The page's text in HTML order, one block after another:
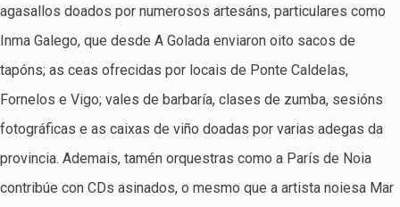
agasallos doados por numerosos artesáns, particulares como
Inma Galego, que desde A Golada enviaron oito sacos de
tapóns; as ceas ofrecidas por locais de Ponte Caldelas,
Fornelos e Vigo; vales de barbaría, clases de zumba, sesións
fotográficas e as caixas de viño doadas por varias adegas da
provincia. Ademais, tamén orquestras como a París de Noia
contribúe con CDs asinados, o mesmo que a artista noiesa Mar